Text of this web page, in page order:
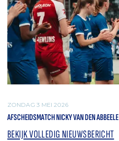
ZONDAG 3 MEI 2026
AFSCHEIDSMATCH NICKY VAN DEN ABBEELE
BEKIJK VOLLEDIG NIEUWSBERICHT